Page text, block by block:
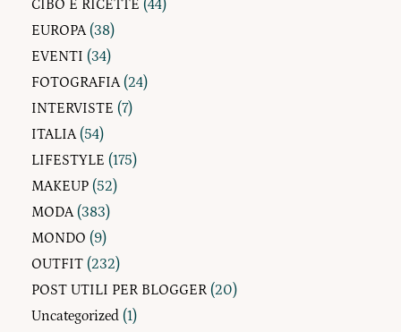
CIBO E RICETTE (44)
EUROPA(38)
EVENTI (34)
FOTOGRAFIA(24)
INTERVISTE (7)
ITALIA(54)
LIFESTYLE (175)
MAKEUP (52)
MODA(383)
MONDO (9)
OUTFIT (232)
POST UTILI PER BLOGGER (20)
Uncategorized (1)